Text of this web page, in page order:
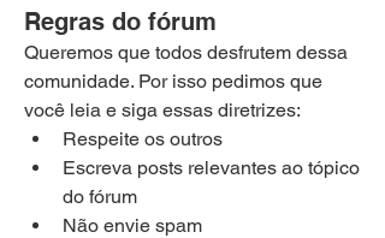
Regras do fórum
Queremos que todos desfrutem dessa
comunidade. Por isso pedimos que
você leia e siga essas diretrizes:
Respeite os outros
Escreva posts relevantes ao tópico
do fórum
Não envie spam